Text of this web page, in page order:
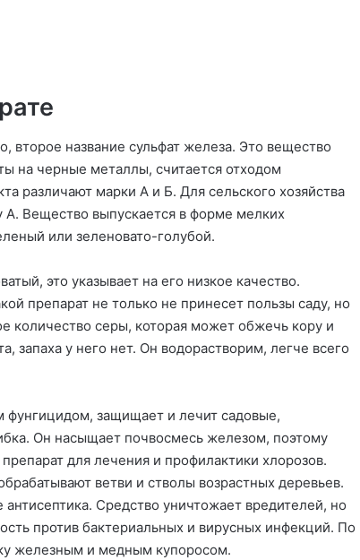
второе название сульфат железа. Это вещество
на черные металлы, считается отходом
различают марки А и Б. Для сельского хозяйства
А. Вещество выпускается в форме мелких
или зеленовато-голубой.
это указывает на его низкое качество.
препарат не только не принесет пользы саду, но
количество серы, которая может обжечь кору и
запаха у него нет. Он водорастворим, легче всего
защищает и лечит садовые,
Он насыщает почвосмесь железом, поэтому
для лечения и профилактики хлорозов.
ветви и стволы возрастных деревьев.
Средство уничтожает вредителей, но
против бактериальных и вирусных инфекций. По
железным и медным купоросом.